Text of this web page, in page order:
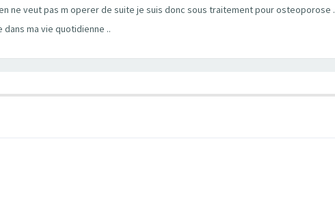
ne veut pas m operer de suite je suis donc sous traitement pour osteoporose .
ma vie quotidienne ..